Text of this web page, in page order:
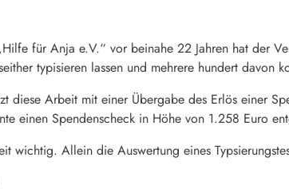
für Anja e.V.“ vor beinahe 22 Jahren hat der
typisieren lassen und mehrere hundert davon
diese Arbeit mit einer Übergabe des Erlös einer
einen Spendenscheck in Höhe von 1.258 Euro
wichtig. Allein die Auswertung eines